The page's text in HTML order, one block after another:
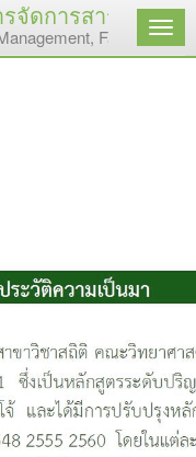
จัดการสารสนเท
Faculty ofเมนู